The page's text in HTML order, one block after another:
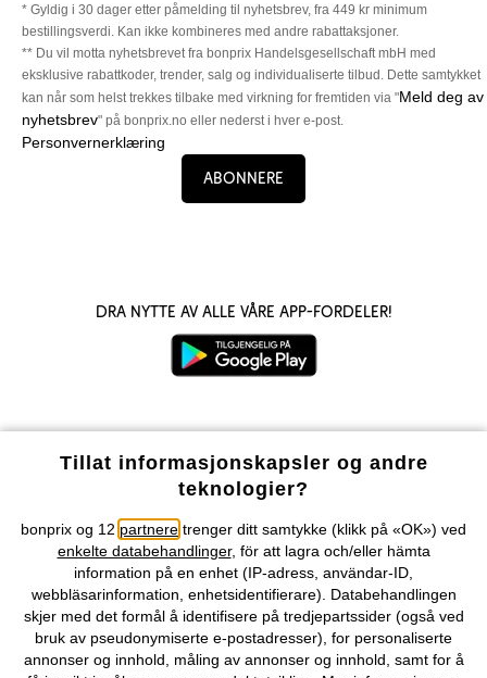
* Gyldig i 30 dager etter påmelding til nyhetsbrev, fra 449 kr minimum
bestillingsverdi. Kan ikke kombineres med andre rabattaksjoner.
** Du vil motta nyhetsbrevet fra bonprix Handelsgesellschaft mbH med
eksklusive rabattkoder, trender, salg og individualiserte tilbud. Dette samtykket
kan når som helst trekkes tilbake med virkning for fremtiden via "Meld deg av
nyhetsbrev" på bonprix.no eller nederst i hver e-post.
Personvernerklæring
Abonnere
Dra nytte av alle våre app-fordeler!
Våre betalingsalternativer
Vårt tilbud
Selskapet
Tillat informasjonskapsler og andre
teknologier?
bonprix og 12 partnere trenger ditt samtykke (klikk på «OK») ved
enkelte databehandlinger, för att lagra och/eller hämta
information på en enhet (IP-adress, användar-ID,
webbläsarinformation, enhetsidentifierare). Databehandlingen
skjer med det formål å identifisere på tredjepartssider (også ved
bruk av pseudonymiserte e-postadresser), for personaliserte
annonser og innhold, måling av annonser og innhold, samt for å